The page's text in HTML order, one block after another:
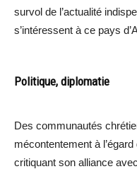
survol de l’actualité
s’intéressent à ce pays
Politique, diplomatie
Des communautés
mécontentement à
critiquant son alliance